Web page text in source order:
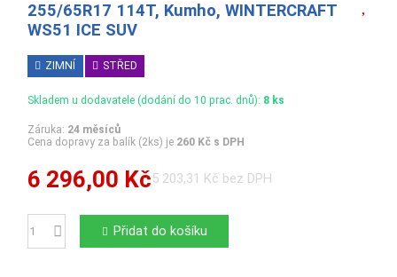
255/65R17 114T, Kumho, WINTERCRAFT
WS51 ICE SUV
ZIMNÍ STŘED
Skladem u dodavatele (dodání do 10 prac. dnů): 8 ks
Záruka: 24 měsíců
Cena dopravy za balík (2ks) je 260 Kč s DPH
6 296,00 Kč5 203,31 Kč bez DPH
Počet Přidat do košíku